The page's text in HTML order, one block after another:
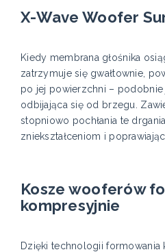
X-Wave Woofer
Kiedy membrana głośnika
zatrzymuje się gwałtownie,
po jej powierzchni – podobnie
odbijająca się od brzegu.
stopniowo pochłania te
zniekształceniom i
Kosze wooferów
kompresyjnie
Dzięki technologii